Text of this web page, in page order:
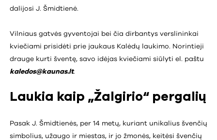
dalijosi J. Šmidtienė.
Vilniaus gatvės gyventojai bei čia dirbantys verslininkai
kviečiami prisidėti prie jaukaus Kalėdų laukimo. Norintieji
drauge kurti šventę, savo idėjas kviečiami siūlyti el. paštu
kaledos@kaunas.lt.
Laukia kaip „Žalgirio“ pergalių
Pasak J. Šmidtienės, per 14 metų, kuriant unikalius švenčių
simbolius, užaugo ir miestas, ir jo žmonės, keitėsi švenčių